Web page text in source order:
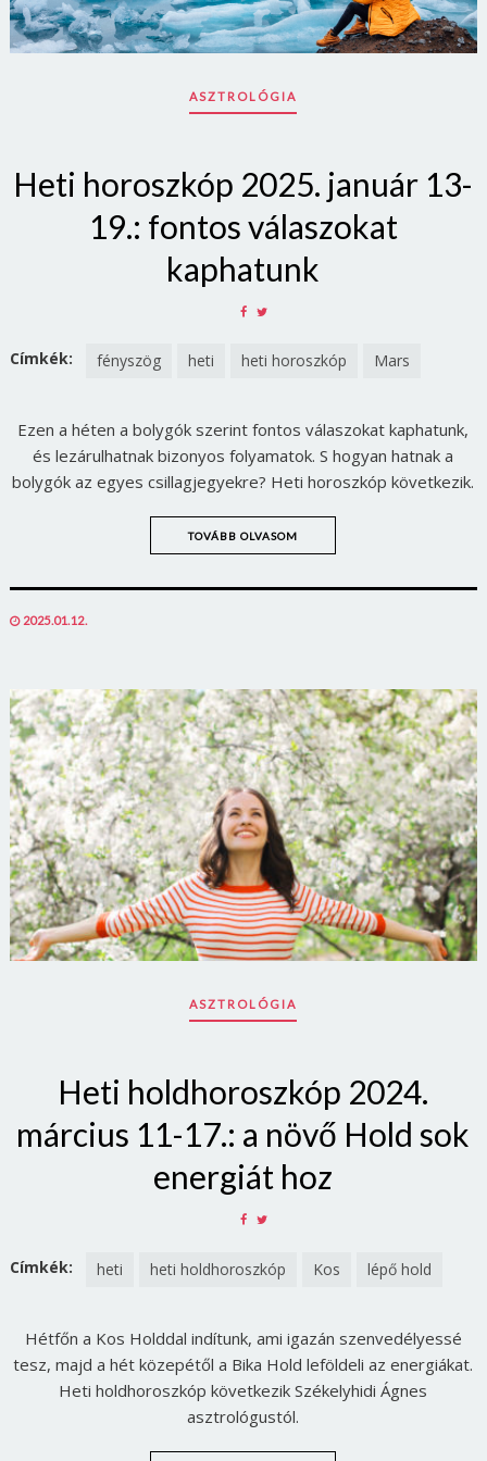
ASZTROLÓGIA
Heti horoszkóp 2025. január 13-
19.: fontos válaszokat
kaphatunk
SHARE
FACEBOOK
TWITTER
Címkék: fényszög heti heti horoszkóp Mars
Ezen a héten a bolygók szerint fontos válaszokat kaphatunk,
és lezárulhatnak bizonyos folyamatok. S hogyan hatnak a
bolygók az egyes csillagjegyekre? Heti horoszkóp következik.
TOVÁBB OLVASOM
POSTED
2025.01.12.
ASZTROLÓGIA
Heti holdhoroszkóp 2024.
március 11-17.: a növő Hold sok
energiát hoz
SHARE
FACEBOOK
TWITTER
Címkék: heti heti holdhoroszkóp Kos lépő hold
Hétfőn a Kos Holddal indítunk, ami igazán szenvedélyessé
tesz, majd a hét közepétől a Bika Hold leföldeli az energiákat.
Heti holdhoroszkóp következik Székelyhidi Ágnes
asztrológustól.